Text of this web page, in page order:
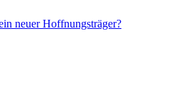
neuer Hoffnungsträger?